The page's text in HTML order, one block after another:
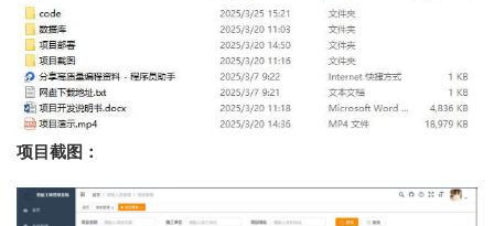
项目截图：